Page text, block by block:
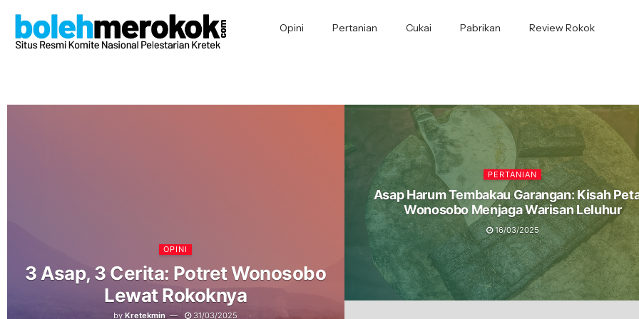
Opini Pertanian Cukai Pabrikan Review Rokok
OPINI
3 Asap, 3 Cerita: Potret Wonosobo
Lewat Rokoknya
by Kretekmin 31/03/2025
PERTANIAN
Asap Harum Tembakau Garangan: Kisah
Wonosobo Menjaga Warisan Leluhur
16/03/2025